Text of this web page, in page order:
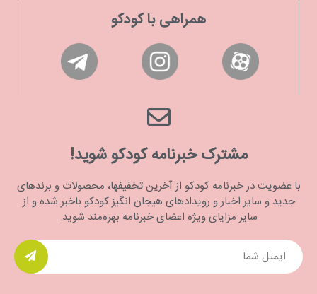
همراهی با کودکو
مشترک خبرنامه کودکو شوید!
با عضویت در خبرنامه کودکو از آخرین تخفیفها، محصولات و برندهای
جدید و سایر اخبار و رویدادهای هیجان انگیز کودکو باخبر شده و از
سایر مزایای ویژه اعضای خبرنامه بهره‌مند شوید.